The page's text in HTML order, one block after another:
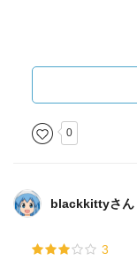
0
blackkittyさん
3